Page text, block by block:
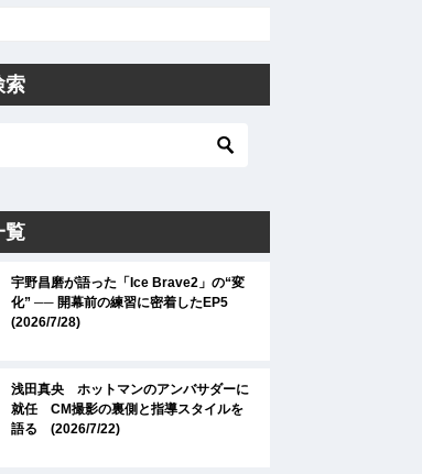
索
覧
宇野昌磨が語った「Ice Brave2」の“変
化” ── 開幕前の練習に密着したEP5
(2026/7/28)
浅田真央 ホットマンのアンバサダーに
就任 CM撮影の裏側と指導スタイルを
語る (2026/7/22)